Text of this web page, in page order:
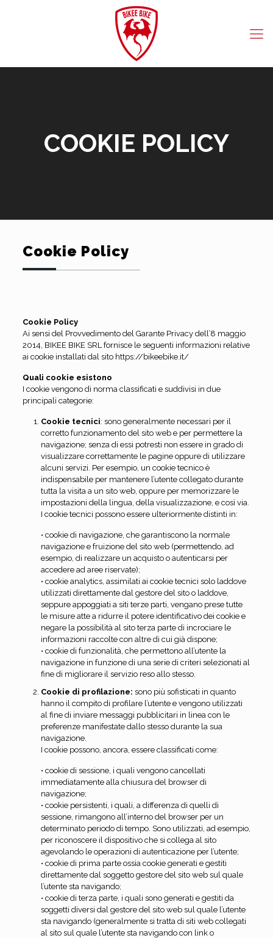
COOKIE POLICY
Cookie Policy
Cookie Policy
Ai sensi del Provvedimento del Garante Privacy dell’8 maggio
2014, BIKEE BIKE SRL fornisce le seguenti informazioni relative
ai cookie installati dal sito https://bikeebike.it/
Quali cookie esistono
I cookie vengono di norma classificati e suddivisi in due
principali categorie:
Cookie tecnici: sono generalmente necessari per il
corretto funzionamento del sito web e per permettere la
navigazione; senza di essi potresti non essere in grado di
visualizzare correttamente le pagine oppure di utilizzare
alcuni servizi. Per esempio, un cookie tecnico è
indispensabile per mantenere l’utente collegato durante
tutta la visita a un sito web, oppure per memorizzare le
impostazioni della lingua, della visualizzazione, e così via.
I cookie tecnici possono essere ulteriormente distinti in:
• cookie di navigazione, che garantiscono la normale
navigazione e fruizione del sito web (permettendo, ad
esempio, di realizzare un acquisto o autenticarsi per
accedere ad aree riservate);
• cookie analytics, assimilati ai cookie tecnici solo laddove
utilizzati direttamente dal gestore del sito o laddove,
seppure appoggiati a siti terze parti, vengano prese tutte
le misure atte a ridurre il potere identificativo dei cookie e
negare la possibilità al sito terza parte di incrociare le
informazioni raccolte con altre di cui già dispone;
• cookie di funzionalità, che permettono all’utente la
navigazione in funzione di una serie di criteri selezionati al
fine di migliorare il servizio reso allo stesso.
Cookie di profilazione: sono più sofisticati in quanto
hanno il compito di profilare l’utente e vengono utilizzati
al fine di inviare messaggi pubblicitari in linea con le
preferenze manifestate dallo stesso durante la sua
navigazione.
I cookie possono, ancora, essere classificati come:
• cookie di sessione, i quali vengono cancellati
immediatamente alla chiusura del browser di
navigazione;
• cookie persistenti, i quali, a differenza di quelli di
sessione, rimangono all’interno del browser per un
determinato periodo di tempo. Sono utilizzati, ad esempio,
per riconoscere il dispositivo che si collega al sito
agevolando le operazioni di autenticazione per l’utente;
• cookie di prima parte ossia cookie generati e gestiti
direttamente dal soggetto gestore del sito web sul quale
l’utente sta navigando;
• cookie di terza parte, i quali sono generati e gestiti da
soggetti diversi dal gestore del sito web sul quale l’utente
sta navigando (generalmente si tratta di siti web collegati
al sito sul quale l’utente sta navigando con link o